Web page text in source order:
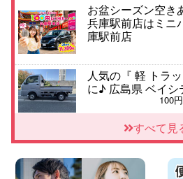
お盆シーズン空き
兵庫駅前店はミニ
庫駅前店
人気の『 軽 トラ
に♪ 広島県 ベイシ
100
★WRX 作業紹介
ー店
すべて見